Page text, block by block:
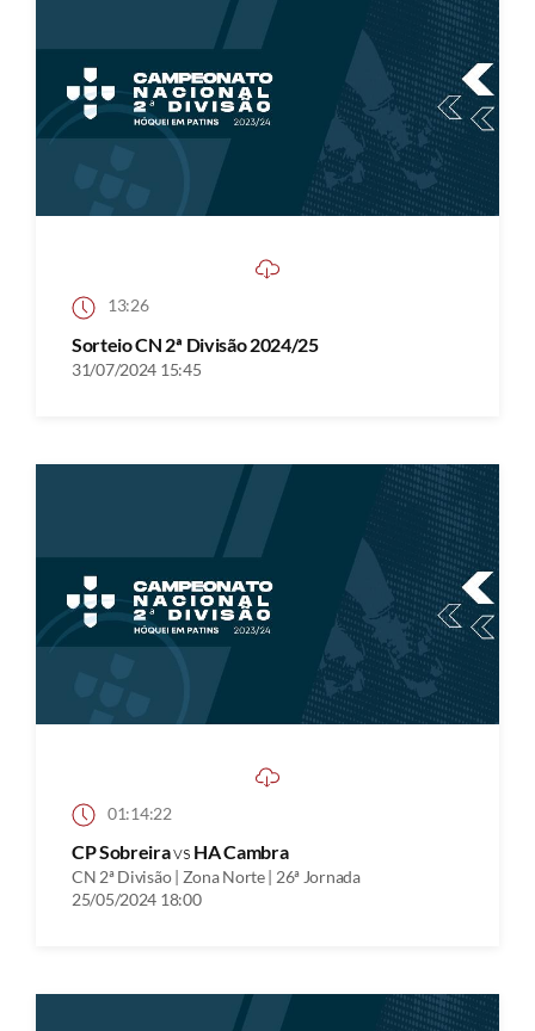
13:26
Sorteio CN 2ª Divisão 2024/25
31/07/2024 15:45
01:14:22
CP Sobreiravs HA Cambra
CN 2ª Divisão | Zona Norte | 26ª Jornada
25/05/2024 18:00